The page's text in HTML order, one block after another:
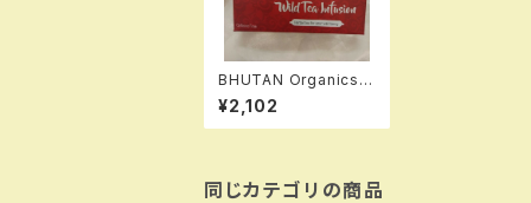
BHUTAN Organics
ブータン産ハーブティー
Wild Tea Infusion 1
4パック
¥2,102
同じカテゴリの商品